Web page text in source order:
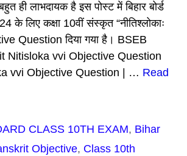
ही लाभदायक है इस पोस्ट में बिहार बोर्ड
के लिए कक्षा 10वीं संस्कृत “नीतिश्लोकाः
Question दिया गया है। BSEB
Nitisloka vvi Objective Question
vvi Objective Question | … Read
CLASS 10TH EXAM, Bihar
Objective, Class 10th